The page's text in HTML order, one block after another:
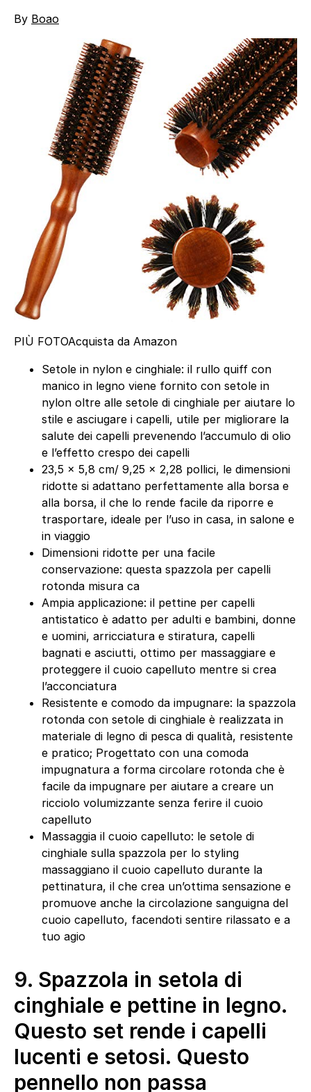
By Boao
PIÙ FOTOAcquista da Amazon
Setole in nylon e cinghiale: il rullo quiff con
manico in legno viene fornito con setole in
nylon oltre alle setole di cinghiale per aiutare lo
stile e asciugare i capelli, utile per migliorare la
salute dei capelli prevenendo l’accumulo di olio
e l’effetto crespo dei capelli
23,5 x 5,8 cm/ 9,25 x 2,28 pollici, le dimensioni
ridotte si adattano perfettamente alla borsa e
alla borsa, il che lo rende facile da riporre e
trasportare, ideale per l’uso in casa, in salone e
in viaggio
Dimensioni ridotte per una facile
conservazione: questa spazzola per capelli
rotonda misura ca
Ampia applicazione: il pettine per capelli
antistatico è adatto per adulti e bambini, donne
e uomini, arricciatura e stiratura, capelli
bagnati e asciutti, ottimo per massaggiare e
proteggere il cuoio capelluto mentre si crea
l’acconciatura
Resistente e comodo da impugnare: la spazzola
rotonda con setole di cinghiale è realizzata in
materiale di legno di pesca di qualità, resistente
e pratico; Progettato con una comoda
impugnatura a forma circolare rotonda che è
facile da impugnare per aiutare a creare un
ricciolo volumizzante senza ferire il cuoio
capelluto
Massaggia il cuoio capelluto: le setole di
cinghiale sulla spazzola per lo styling
massaggiano il cuoio capelluto durante la
pettinatura, il che crea un’ottima sensazione e
promuove anche la circolazione sanguigna del
cuoio capelluto, facendoti sentire rilassato e a
tuo agio
9. Spazzola in setola di
cinghiale e pettine in legno.
Questo set rende i capelli
lucenti e setosi. Questo
pennello non passa